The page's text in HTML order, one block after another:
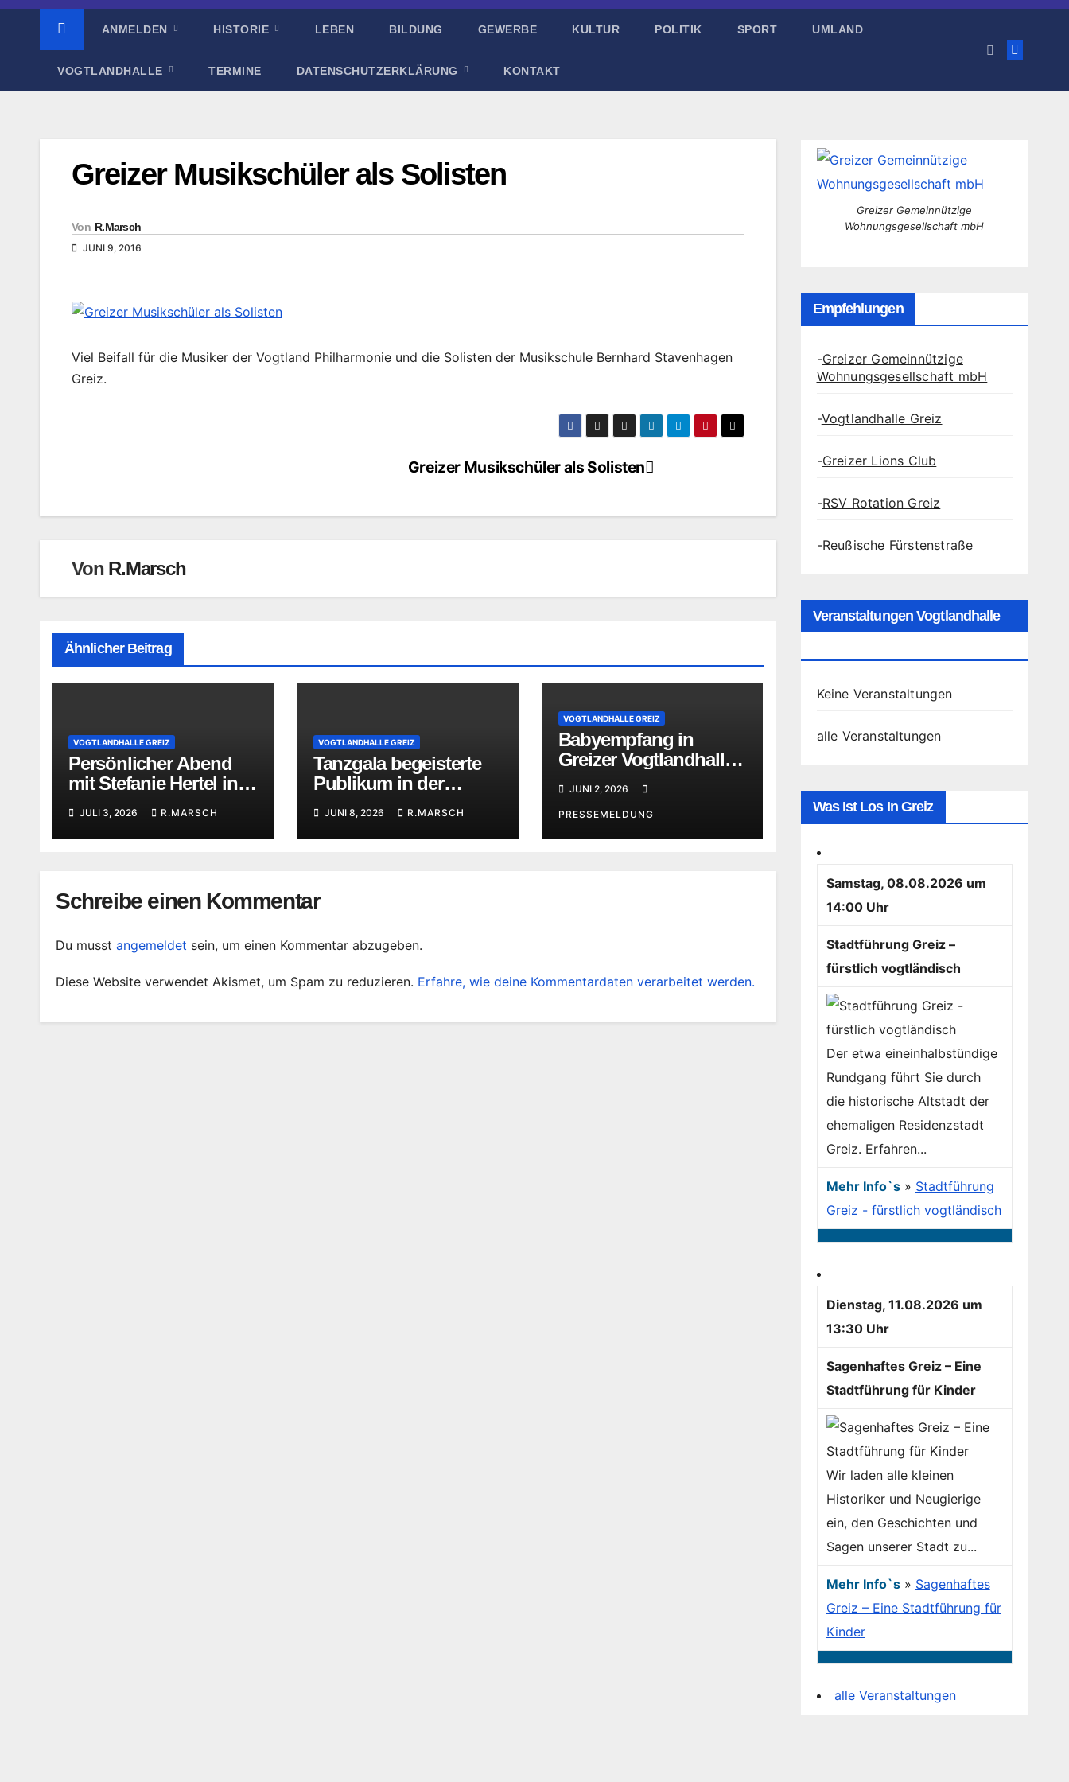
ANMELDEN HISTORIE LEBEN BILDUNG GEWERBE KULTUR POLITIK SPORT UMLAND
VOGTLANDHALLE TERMINE DATENSCHUTZERKLÄRUNG KONTAKT
Greizer Musikschüler als Solisten
Von R.Marsch
JUNI 9, 2016
Viel Beifall für die Musiker der Vogtland Philharmonie und die Solisten der Musikschule Bernhard Stavenhagen
Greiz.
Greizer Musikschüler als Solisten
Von R.Marsch
Ähnlicher Beitrag
VOGTLANDHALLE GREIZ
Persönlicher Abend
mit Stefanie Hertel in
Greiz
JULI 3, 2026 R.MARSCH
VOGTLANDHALLE GREIZ
Tanzgala begeisterte
Publikum in der
JUNI 8, 2026 R.MARSCH
VOGTLANDHALLE GREIZ
Babyempfang in
Greizer Vogtlandhalle
JUNI 2, 2026
PRESSEMELDUNG
Schreibe einen Kommentar
Du musst angemeldet sein, um einen Kommentar abzugeben.
Diese Website verwendet Akismet, um Spam zu reduzieren. Erfahre, wie deine Kommentardaten verarbeitet werden.
Greizer Gemeinnützige
Wohnungsgesellschaft mbH
Empfehlungen
-Greizer Gemeinnützige
Wohnungsgesellschaft mbH
-Vogtlandhalle Greiz
-Greizer Lions Club
-RSV Rotation Greiz
-Reußische Fürstenstraße
Veranstaltungen Vogtlandhalle
Keine Veranstaltungen
alle Veranstaltungen
Was Ist Los In Greiz
Samstag, 08.08.2026 um
14:00 Uhr
Stadtführung Greiz –
fürstlich vogtländisch
Der etwa eineinhalbstündige
Rundgang führt Sie durch
die historische Altstadt der
ehemaligen Residenzstadt
Greiz. Erfahren...
Mehr Info`s» Stadtführung
Greiz - fürstlich vogtländisch
Dienstag, 11.08.2026 um
13:30 Uhr
Sagenhaftes Greiz – Eine
Stadtführung für Kinder
Wir laden alle kleinen
Historiker und Neugierige
ein, den Geschichten und
Sagen unserer Stadt zu...
Mehr Info`s» Sagenhaftes
Greiz – Eine Stadtführung für
Kinder
alle Veranstaltungen